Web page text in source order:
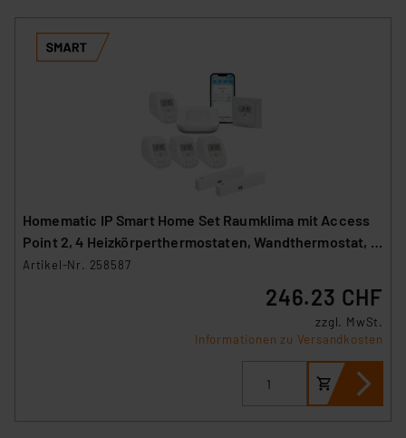
Homematic IP Smart Home Set Raumklima mit Access
Point 2, 4 Heizkörperthermostaten, Wandthermostat, 2
Fenster-Türkontakte
Artikel-Nr. 258587
246.23 CHF
zzgl. MwSt.
Informationen zu Versandkosten